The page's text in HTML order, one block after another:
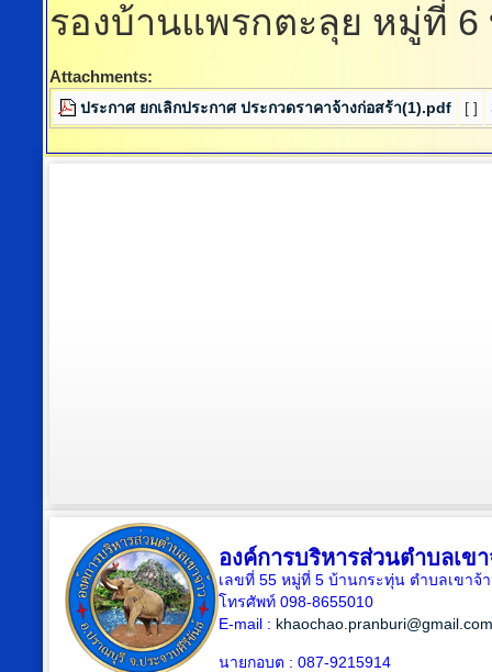
รองบ้านแพรกตะลุย หมู่ที่
Attachments:
ประกาศ ยกเลิกประกาศ ประกวดราคาจ้างก่อสร้า(1).pdf [ ]
องค์การบริหารส่วนตำบลเข
เลขที่ 55 หมู่ที่ 5 บ้านกระทุ่น ตำบลเขาจ้
โทรศัพท์ 098-8655010
E-mail : khaochao.pranburi@gmail.com
นายกอบต : 087-9215914